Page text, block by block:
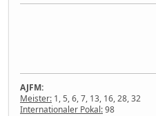
AJFM:
Meister: 1, 5, 6, 7, 13, 16, 28, 32
Internationaler Pokal:98